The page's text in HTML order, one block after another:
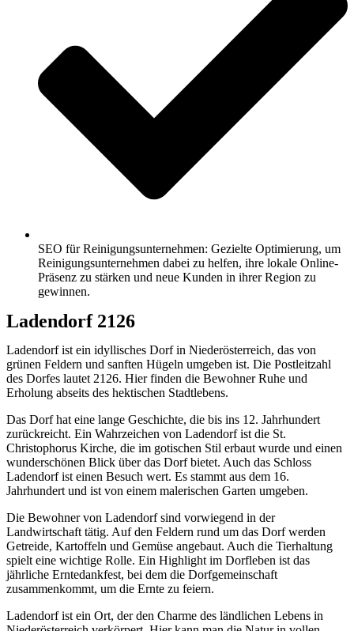
SEO für Reinigungsunternehmen: Gezielte Optimierung, um
Reinigungsunternehmen dabei zu helfen, ihre lokale Online-
Präsenz zu stärken und neue Kunden in ihrer Region zu
gewinnen.
Ladendorf 2126
Ladendorf ist ein idyllisches Dorf in Niederösterreich, das von
grünen Feldern und sanften Hügeln umgeben ist. Die Postleitzahl
des Dorfes lautet 2126. Hier finden die Bewohner Ruhe und
Erholung abseits des hektischen Stadtlebens.
Das Dorf hat eine lange Geschichte, die bis ins 12. Jahrhundert
zurückreicht. Ein Wahrzeichen von Ladendorf ist die St.
Christophorus Kirche, die im gotischen Stil erbaut wurde und einen
wunderschönen Blick über das Dorf bietet. Auch das Schloss
Ladendorf ist einen Besuch wert. Es stammt aus dem 16.
Jahrhundert und ist von einem malerischen Garten umgeben.
Die Bewohner von Ladendorf sind vorwiegend in der
Landwirtschaft tätig. Auf den Feldern rund um das Dorf werden
Getreide, Kartoffeln und Gemüse angebaut. Auch die Tierhaltung
spielt eine wichtige Rolle. Ein Highlight im Dorfleben ist das
jährliche Erntedankfest, bei dem die Dorfgemeinschaft
zusammenkommt, um die Ernte zu feiern.
Ladendorf ist ein Ort, der den Charme des ländlichen Lebens in